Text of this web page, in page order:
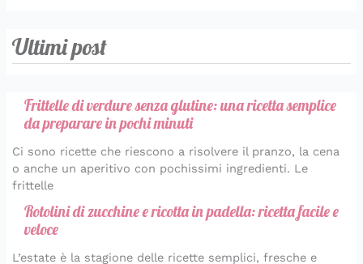
Ultimi post
Frittelle di verdure senza glutine: una ricetta semplice
da preparare in pochi minuti
Ci sono ricette che riescono a risolvere il pranzo, la cena
o anche un aperitivo con pochissimi ingredienti. Le
frittelle
Rotolini di zucchine e ricotta in padella: ricetta facile e
veloce
L’estate è la stagione delle ricette semplici, fresche e